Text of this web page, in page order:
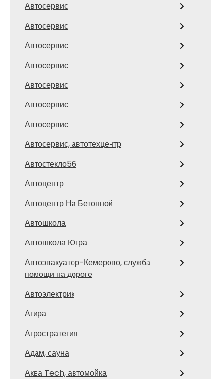
Автосервис
Автосервис
Автосервис
Автосервис
Автосервис
Автосервис
Автосервис
Автосервис, автотехцентр
Автостекло56
Автоцентр
Автоцентр На Бетонной
Автошкола
Автошкола Югра
Автоэвакуатор-Кемерово, служба
помощи на дороге
Автоэлектрик
Агира
Агростратегия
Адам, сауна
Аква Tech, автомойка